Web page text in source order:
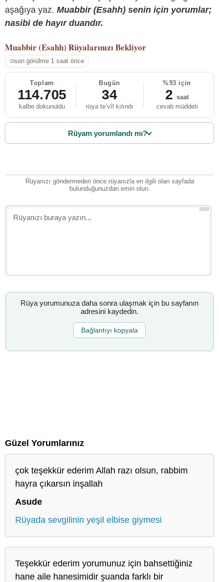
aşağıya yaz. Muabbir (Esahh) senin için yorumlar;
nasibi de hayır duandır.
Muabbir (Esahh) Rüyalarınızı Bekliyor
son görülme 1 saat önce
Toplam
114.705
kalbe dokunuldu
Bugün
34
rüya te’vîl kılındı
%93 için
2 saat
cevab müddeti
Rüyam yorumlandı mı?
Rüyanızı göndermeden önce rüyanızla en ilgili olan sayfada
bulunduğunuzdan emin olun.
1000
Rüya yorumunuza daha sonra ulaşmak için bu sayfanın
adresini kaydedin.
Bağlantıyı kopyala
Güzel Yorumlarınız
çok teşekkür ederim Allah razı olsun, rabbim
hayra çıkarsın inşallah
Asude
Rüyada sevgilinin yeşil elbise giymesi
Teşekkür ederim yorumunuz için bahsettiğiniz
hane aile hanesimidir şuanda farklı bir